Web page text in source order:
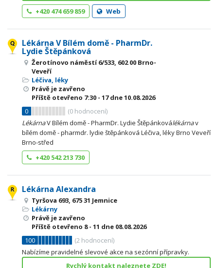
+420 474 659 859 Web
Lékárna V Bílém domě - PharmDr.
Lydie Štěpánková
Žerotínovo náměstí 6/533, 602 00 Brno-
Veveří
Léčiva, léky
Právě je zavřeno
Příště otevřeno 7:30 - 17dne 10.08.2026
0
(0 hodnocení)
LékárnaV Bílém domě - PharmDr. Lydie Štěpánkoválékárnav
bílém domě - pharmdr. lydie štěpánková Léčiva, léky Brno Veveří
Brno-střed
+420 542 213 730
Lékárna Alexandra
Tyršova 693, 675 31 Jemnice
Lékárny
Právě je zavřeno
Příště otevřeno 8 - 11 dne 08.08.2026
100
(2 hodnocení)
Nabízíme pravidelné slevové akce na sezónní přípravky.
Rychlý kontakt naleznete ZDE!